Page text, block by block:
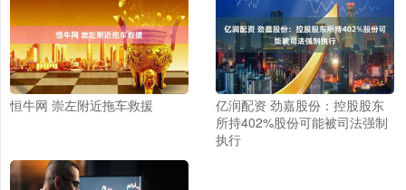
恒牛网 崇左附近拖车救援
亿润配资 劲嘉股份：控股股东
所持402%股份可能被司法强制
执行